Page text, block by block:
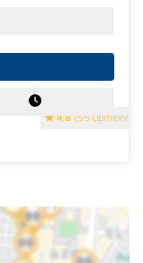
4.8 (55 Opinions)